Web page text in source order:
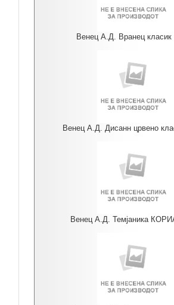
Венец А.Д. Вранец класик
Венец А.Д. Дисанн црвено
Венец А.Д. Темјаника